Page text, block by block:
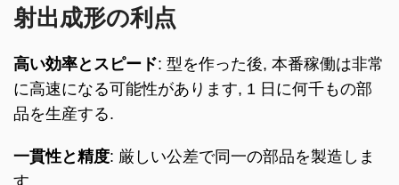
射出成形の利点
高い効率とスピード: 型を作った後, 本番稼働は非常
に高速になる可能性があります, 1 日に何千もの部
品を生産する.
一貫性と精度: 厳しい公差で同一の部品を製造しま
す.